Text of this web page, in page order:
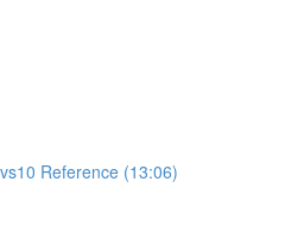
Reference (13:06)